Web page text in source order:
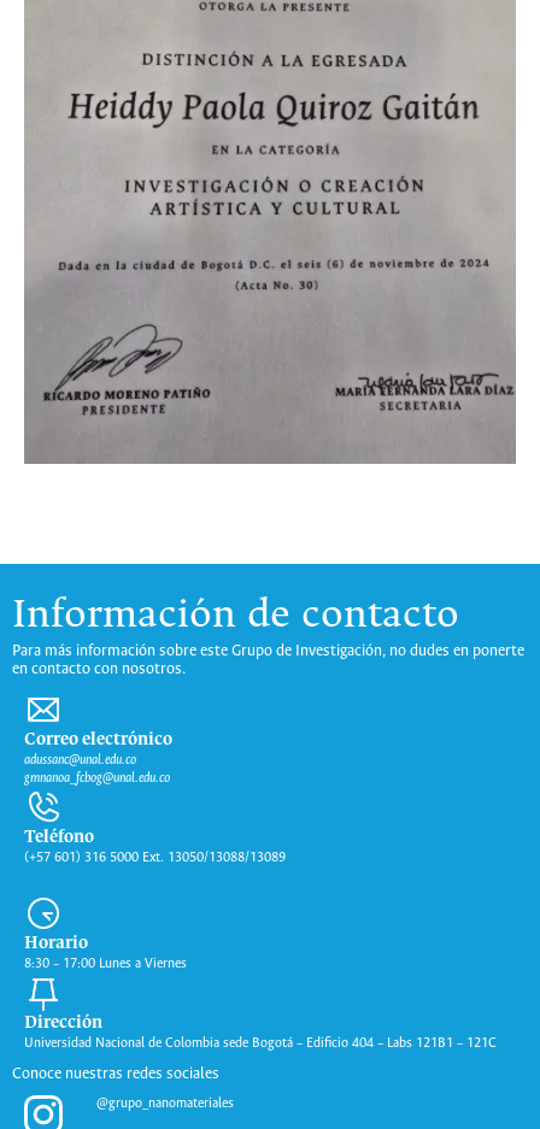
Información de contacto
Para más información sobre este Grupo de Investigación, no dudes en ponerte
en contacto con nosotros.
Correo electrónico
adussanc@unal.edu.co
gmnanoa_fcbog@unal.edu.co
Teléfono
(+57 601) 316 5000 Ext. 13050/13088/13089
Horario
8:30 – 17:00 Lunes a Viernes
Dirección
Universidad Nacional de Colombia sede Bogotá – Edificio 404 – Labs 121B1 – 121C
Conoce nuestras redes sociales
@grupo_nanomateriales